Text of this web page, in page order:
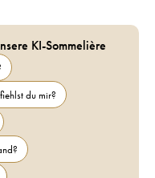
KI-Sommelière
du mir?